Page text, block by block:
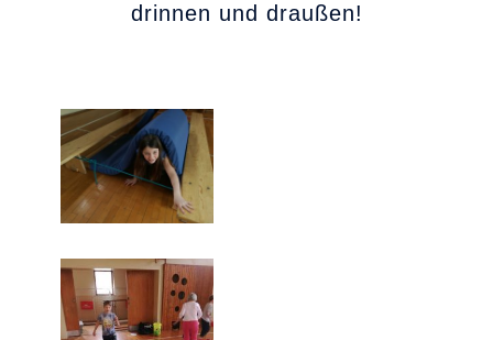
drinnen und draußen!